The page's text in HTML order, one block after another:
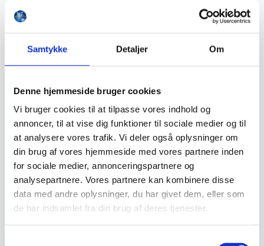
Samtykke Detaljer Om
Denne hjemmeside bruger cookies
Vi bruger cookies til at tilpasse vores indhold og
annoncer, til at vise dig funktioner til sociale medier og til
at analysere vores trafik. Vi deler også oplysninger om
din brug af vores hjemmeside med vores partnere inden
for sociale medier, annonceringspartnere og
analysepartnere. Vores partnere kan kombinere disse
data med andre oplysninger, du har givet dem, eller som
de har indsamlet fra din brug af deres tjenester.
Skilte
Forbudsskilte
Hunde
Klistermærke / Markat
Piktogrammer
Standere, galger og beslag
Vejskilte
Sundhedsmiljø
Luftrenser
Ozonmaskiner
Trafiksikkerhed